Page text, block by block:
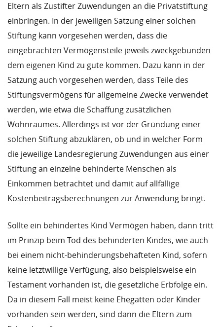
Eltern als Zustifter Zuwendungen an die Privatstiftung
einbringen. In der jeweiligen Satzung einer solchen
Stiftung kann vorgesehen werden, dass die
eingebrachten Vermögensteile jeweils zweckgebunden
dem eigenen Kind zu gute kommen. Dazu kann in der
Satzung auch vorgesehen werden, dass Teile des
Stiftungsvermögens für allgemeine Zwecke verwendet
werden, wie etwa die Schaffung zusätzlichen
Wohnraumes. Allerdings ist vor der Gründung einer
solchen Stiftung abzuklären, ob und in welcher Form
die jeweilige Landesregierung Zuwendungen aus einer
Stiftung an einzelne behinderte Menschen als
Einkommen betrachtet und damit auf allfällige
Kostenbeitragsberechnungen zur Anwendung bringt.
Sollte ein behindertes Kind Vermögen haben, dann tritt
im Prinzip beim Tod des behinderten Kindes, wie auch
bei einem nicht-behinderungsbehafteten Kind, sofern
keine letztwillige Verfügung, also beispielsweise ein
Testament vorhanden ist, die gesetzliche Erbfolge ein.
Da in diesem Fall meist keine Ehegatten oder Kinder
vorhanden sein werden, sind dann die Eltern zum